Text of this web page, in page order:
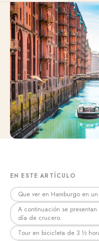
EN ESTE ARTÍCULO
Que ver en Hamburgo en
A continuación se
día de crucero.
Tour en bicicleta de 3 ½